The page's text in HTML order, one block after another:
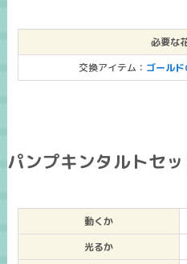
必要な
交換アイテム： ゴール
パンプキンタルトセ
動くか
光るか